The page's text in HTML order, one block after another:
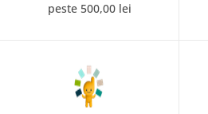
peste 500,00 lei